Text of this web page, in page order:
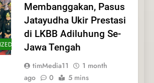
Membanggakan, Pasus
Jatayudha Ukir Prestasi
di LKBB Adiluhung Se-
Jawa Tengah
timMedia11
1 month
ago
0 5 mins